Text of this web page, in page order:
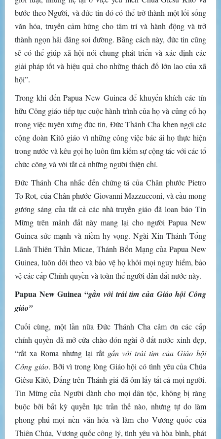
bước theo Người, và đức tin đó có thể trở thành một lối sống
văn hóa, truyền cảm hứng cho tâm trí và hành động và trở
thành ngọn hải đăng soi đường. Bằng cách này, đức tin cũng
sẽ có thể giúp xã hội nói chung phát triển và xác định các
giải pháp tốt và hiệu quả cho những thách đố lớn lao của xã
hội”.
Trong khi đến Papua New Guinea để khuyến khích các tín
hữu Công giáo tiếp tục cuộc hành trình của họ và củng cố họ
trong việc tuyên xưng đức tin, Đức Thánh Cha khen ngợi các
cộng đoàn Kitô giáo vì những công việc bác ái họ thực hiện
trong nước và kêu gọi họ luôn tìm kiếm sự cộng tác với các tổ
chức công và với tất cả những người thiện chí.
Đức Thánh Cha nhắc đến chứng tá của Chân phước Pietro
To Rot, của Chân phước Giovanni Mazzucconi, và cầu mong
gương sáng của tất cả các nhà truyền giáo đã loan báo Tin
Mừng trên mảnh đất này mang lại cho người Papua New
Guinea sức mạnh và niềm hy vọng. Ngài Xin Thánh Tổng
Lãnh Thiên Thần Micae, Thánh Bổn Mạng của Papua New
Guinea, luôn dõi theo và bảo vệ họ khỏi mọi nguy hiểm, bảo
vệ các cấp Chính quyền và toàn thể người dân đất nước này.
Papua New Guinea “gần với trái tim của Giáo hội Công
giáo”
Cuối cùng, một lần nữa Đức Thánh Cha cảm ơn các cấp
chính quyền đã mở cửa chào đón ngài ở đất nước xinh đẹp,
“rất xa Roma nhưng lại rất gần với trái tim của Giáo hội
Công giáo. Bởi vì trong lòng Giáo hội có tình yêu của Chúa
Giêsu Kitô, Đấng trên Thánh giá đã ôm lấy tất cả mọi người.
Tin Mừng của Người dành cho mọi dân tộc, không bị ràng
buộc bởi bất kỳ quyền lực trần thế nào, nhưng tự do làm
phong phú mọi nền văn hóa và làm cho Vương quốc của
Thiên Chúa, Vương quốc công lý, tình yêu và hòa bình, phát